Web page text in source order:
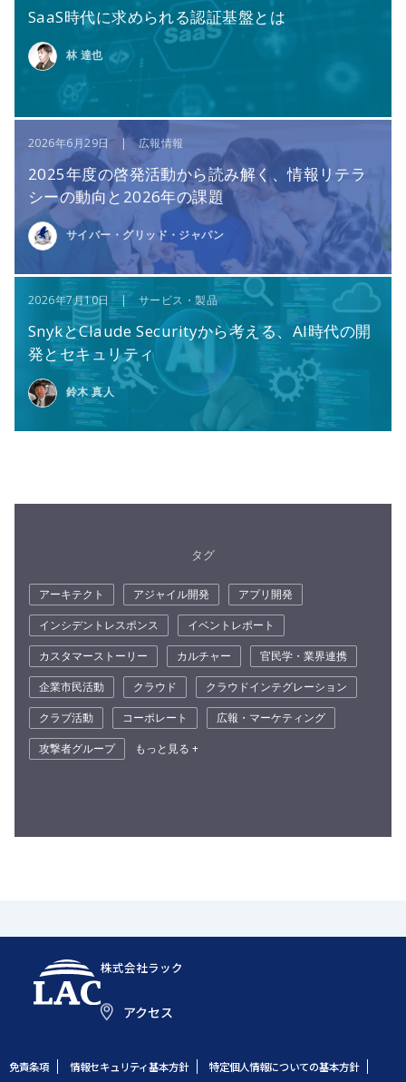
SaaS時代に求められる認証基盤とは
林 達也
2026年6月29日 | 広報情報
2025年度の啓発活動から読み解く、情報リテラ
シーの動向と2026年の課題
サイバー・グリッド・ジャパン
2026年7月10日 | サービス・製品
SnykとClaude Securityから考える、AI時代の開
発とセキュリティ
鈴木 真人
タグ
アーキテクト アジャイル開発
アプリ開発
インシデントレスポンス
イベントレポート
カスタマーストーリー
カルチャー
官民学・業界連携
企業市民活動
クラウド
クラウドインテグレーション
クラブ活動
コーポレート
広報・マーケティング
攻撃者グループ
もっと見る +
株式会社ラック
アクセス
免責条項 情報セキュリティ基本方針 特定個人情報についての基本方針